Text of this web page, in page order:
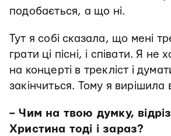
подобається, а що ні.
Тут я собі сказала, що мені
грати ці пісні, і співати. Я не
на концерті в трекліст і
закінчиться. Тому я вирішила
– Чим на твою думку,
Христина тоді і зараз?